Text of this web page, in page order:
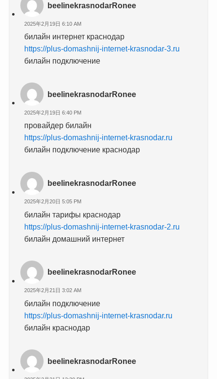
beelinekrasnodarRonee
2025年2月19日 6:10 AM
билайн интернет краснодар
https://plus-domashnij-internet-krasnodar-3.ru
билайн подключение
beelinekrasnodarRonee
2025年2月19日 6:40 PM
провайдер билайн
https://plus-domashnij-internet-krasnodar.ru
билайн подключение краснодар
beelinekrasnodarRonee
2025年2月20日 5:05 PM
билайн тарифы краснодар
https://plus-domashnij-internet-krasnodar-2.ru
билайн домашний интернет
beelinekrasnodarRonee
2025年2月21日 3:02 AM
билайн подключение
https://plus-domashnij-internet-krasnodar.ru
билайн краснодар
beelinekrasnodarRonee